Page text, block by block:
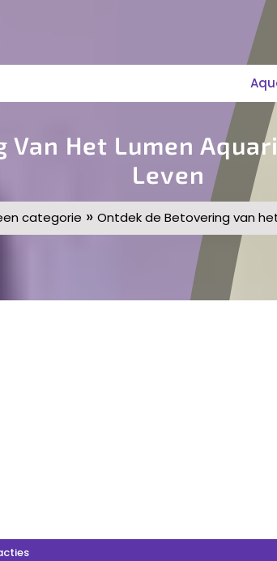
Het Lumen
Leven
categorie » Ontdek de Betovering van